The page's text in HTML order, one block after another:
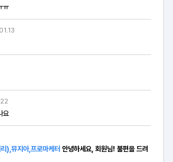
ㅠ
요
뮤지아,프로마케터 안녕하세요, 회원님! 불편을 드려